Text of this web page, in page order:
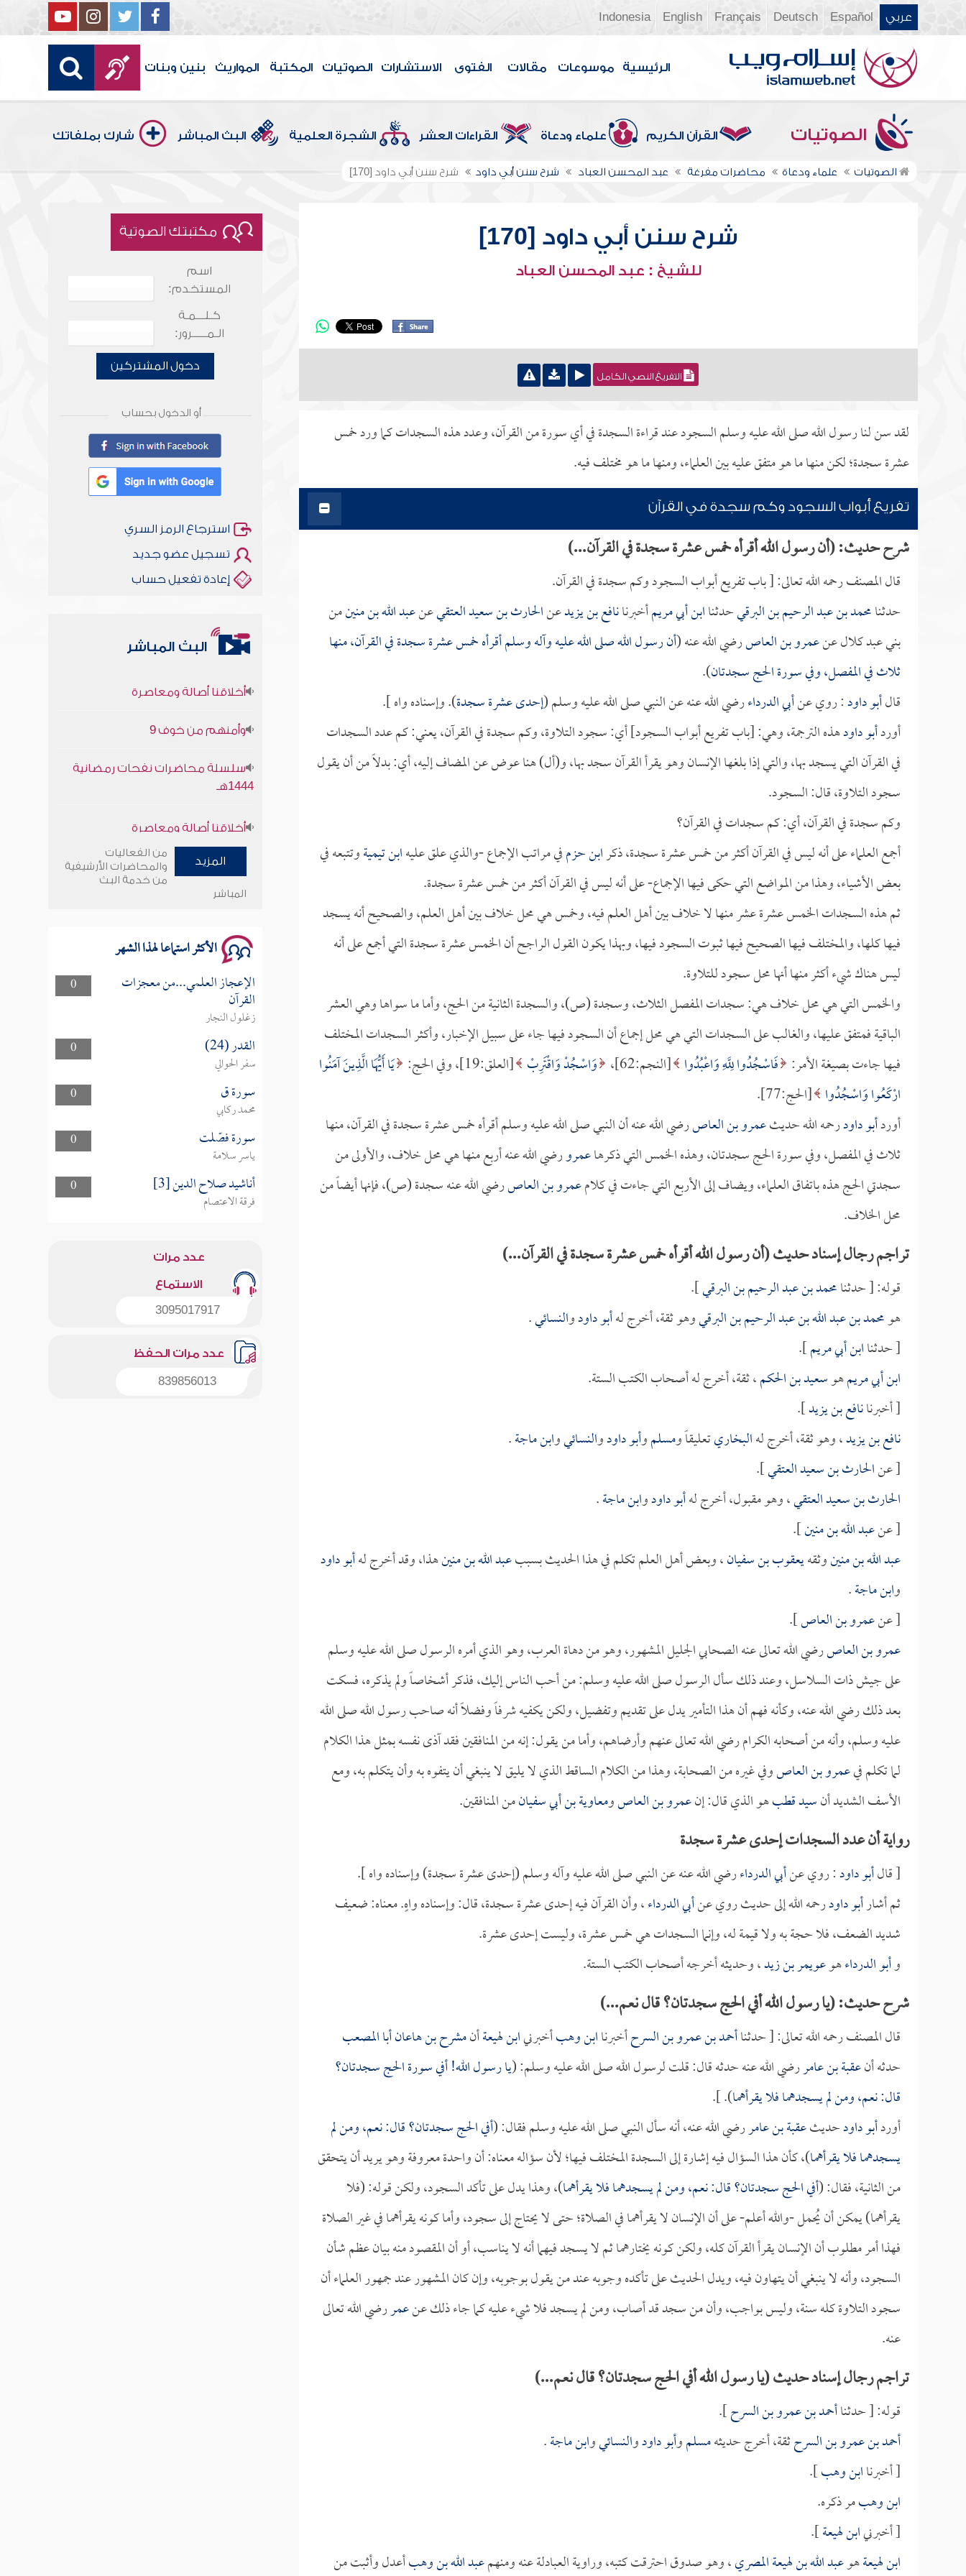
عربي Español
Deutsch
Français
English
Indonesia
الرئيسية موسوعات مقالات الفتوى الاستشارات الصوتيات المكتبة المواريث بنين وبنات
الصوتيات القرآن الكريم علماء ودعاة القراءات العشر الشجرة العلمية البث المباشر شارك بملفاتك
الصوتيات علماء ودعاة محاضرات مفرغة عبد المحسن العباد شرح سنن أبي داود شرح سنن أبي داود [170]
شرح سنن أبي داود [170]
للشيخ : عبد المحسن العباد
التفريغ النصي الكامل
لقد سن لنا رسول الله صلى الله عليه وسلم السجود عند قراءة السجدة في أي سورة من القرآن، وعدد هذه السجدات كما ورد خمس
عشرة سجدة؛ لكن منها ما هو متفق عليه بين العلماء، ومنها ما هو مختلف فيه.
تفريع أبواب السجود وكم سجدة في القرآن
شرح حديث: (أن رسول الله أقرأه خمس عشرة سجدة في القرآن...)
قال المصنف رحمه الله تعالى: [ باب تفريع أبواب السجود وكم سجدة في القرآن.
حدثنامحمد بن عبد الرحيم بن البرقيحدثناابن أبي مريمأخبرنانافع بن يزيدعنالحارث بن سعيد العتقيعنعبد الله بن منينمن
بني عبد كلال عنعمرو بن العاصرضي الله عنه (أن رسول الله صلى الله عليه وآله وسلم أقرأه خمس عشرة سجدة في القرآن، منها
ثلاث في المفصل، وفي سورة الحج سجدتان).
قالأبو داود: روي عنأبي الدرداءرضي الله عنه عن النبي صلى الله عليه وسلم (إحدى عشرة سجدة). وإسناده واه ].
أوردأبو داودهذه الترجمة، وهي: [باب تفريع أبواب السجود] أي: سجود التلاوة، وكم سجدة في القرآن، يعني: كم عدد السجدات
في القرآن التي يسجد بها، والتي إذا بلغها الإنسان وهو يقرأ القرآن سجد بها، و(أل) هنا عوض عن المضاف إليه، أي: بدلاً من أن يقول
سجود التلاوة، قال: السجود.
وكم سجدة في القرآن، أي: كم سجدات في القرآن؟
أجمع العلماء على أنه ليس في القرآن أكثر من خمس عشرة سجدة، ذكرابن حزمفي مراتب الإجماع -والذي علق عليهابن تيميةوتتبعه في
بعض الأشياء، وهذا من المواضع التي حكى فيها الإجماع- على أنه ليس في القرآن أكثر من خمس عشرة سجدة.
ثم هذه السجدات الخمس عشرة عشر منها لا خلاف بين أهل العلم فيه، وخمس هي محل خلاف بين أهل العلم، والصحيح أنه يسجد
فيها كلها، والمختلف فيها الصحيح فيها ثبوت السجود فيها، وبهذا يكون القول الراجح أن الخمس عشرة سجدة التي أجمع على أنه
ليس هناك شيء أكثر منها أنها محل سجود للتلاوة.
والخمس التي هي محل خلاف هي: سجدات المفصل الثلاث، وسجدة (ص)، والسجدة الثانية من الحج، وأما ما سواها وهي العشر
الباقية فمتفق عليها، والغالب على السجدات التي هي محل إجماع أن السجود فيها جاء على سبيل الإخبار، وأكثر السجدات المختلف
فيها جاءت بصيغة الأمر: فَاسْجُدُوا لِلَّهِ وَاعْبُدُوا [النجم:62]، وَاسْجُدْ وَاقْتَرِبْ [العلق:19]، وفي الحج:
يَا أَيُّهَا الَّذِينَ آمَنُوا
ارْكَعُوا وَاسْجُدُوا [الحج:77].
أوردأبو داودرحمه الله حديثعمرو بن العاصرضي الله عنه أن النبي صلى الله عليه وسلم أقرأه خمس عشرة سجدة في القرآن، منها
ثلاث في المفصل، وفي سورة الحج سجدتان، وهذه الخمس التي ذكرهاعمرورضي الله عنه أربع منها هي محل خلاف، والأولى من
سجدتي الحج هذه باتفاق العلماء، ويضاف إلى الأربع التي جاءت في كلامعمرو بن العاصرضي الله عنه سجدة (ص)، فإنها أيضاً من
محل الخلاف.
تراجم رجال إسناد حديث (أن رسول الله أقرأه خمس عشرة سجدة في القرآن...)
قوله: [ حدثنامحمد بن عبد الرحيم بن البرقي].
هومحمد بن عبد الله بن عبد الرحيم بن البرقيوهو ثقة، أخرج لهأبو داودوالنسائي.
[ حدثناابن أبي مريم].
ابن أبي مريمهوسعيد بن الحكم، ثقة، أخرج له أصحاب الكتب الستة.
[ أخبرنانافع بن يزيد].
نافع بن يزيد، وهو ثقة، أخرج لهالبخاريتعليقاً ومسلموأبو داودوالنسائيوابن ماجة.
[ عنالحارث بن سعيد العتقي].
الحارث بن سعيد العتقي، وهو مقبول، أخرج لهأبو داودوابن ماجة.
[ عنعبد الله بن منين].
عبد الله بن منينوثقهيعقوب بن سفيان، وبعض أهل العلم تكلم في هذا الحديث بسببعبد الله بن منينهذا، وقد أخرج لهأبو داود
وابن ماجة.
[ عنعمرو بن العاص].
عمرو بن العاصرضي الله تعالى عنه الصحابي الجليل المشهور، وهو من دهاة العرب، وهو الذي أمره الرسول صلى الله عليه وسلم
على جيش ذات السلاسل، وعند ذلك سأل الرسول صلى الله عليه وسلم: من أحب الناس إليك، فذكر أشخاصاً ولم يذكره، فسكت
بعد ذلك رضي الله عنه، وكأنه فهم أن هذا التأمير يدل على تقديم وتفضيل، ولكن يكفيه شرفاً وفضلاً أنه صاحب رسول الله صلى الله
عليه وسلم، وأنه من أصحابه الكرام رضي الله تعالى عنهم وأرضاهم، وأما من يقول: إنه من المنافقين فقد آذى نفسه بمثل هذا الكلام
لما تكلم فيعمرو بن العاصوفي غيره من الصحابة، وهذا من الكلام الساقط الذي لا يليق لا ينبغي أن يتفوه به وأن يتكلم به، ومع
الأسف الشديد أنسيد قطبهو الذي قال: إنعمرو بن العاصومعاوية بن أبي سفيانمن المنافقين.
رواية أن عدد السجدات إحدى عشرة سجدة
[ قالأبو داود: روي عنأبي الدرداءرضي الله عنه عن النبي صلى الله عليه وآله وسلم (إحدى عشرة سجدة) وإسناده واه ].
ثم أشارأبو داودرحمه الله إلى حديث روي عنأبي الدرداء، وأن القرآن فيه إحدى عشرة سجدة، قال: وإسناده واهٍ. معناه: ضعيف
شديد الضعف، فلا حجة به ولا قيمة له، وإنما السجدات هي خمس عشرة، وليست إحدى عشرة.
وأبو الدرداءهوعويمر بن زيد، وحديثه أخرجه أصحاب الكتب الستة.
شرح حديث: (يا رسول الله أفي الحج سجدتان؟ قال نعم...)
قال المصنف رحمه الله تعالى: [ حدثناأحمد بن عمرو بن السرحأخبرناابن وهبأخبرنيابن لهيعةأنمشرح بن هاعان أبا المصعب
حدثه أنعقبة بن عامررضي الله عنه حدثه قال: قلت لرسول الله صلى الله عليه وسلم: (يا رسول الله! أفي سورة الحج سجدتان؟
قال: نعم، ومن لم يسجدهما فلا يقرأهما). ].
أوردأبو داودحديثعقبة بن عامررضي الله عنه، أنه سأل النبي صلى الله عليه وسلم فقال: (أفي الحج سجدتان؟ قال: نعم، ومن لم
يسجدهما فلا يقرأهما)، كأن هذا السؤال فيه إشارة إلى السجدة المختلف فيها؛ لأن سؤاله معناه: أن واحدة معروفة وهو يريد أن يتحقق
من الثانية، فقال: (أفي الحج سجدتان؟ قال: نعم، ومن لم يسجدهما فلا يقرأهما)، وهذا يدل على تأكد السجود، ولكن قوله: (فلا
يقرأهما) يمكن أن يُحمل -والله أعلم- على أن الإنسان لا يقرأهما في الصلاة؛ حتى لا يحتاج إلى سجود، وأما كونه يقرأهما في غير الصلاة
فهذا أمر مطلوب أن الإنسان يقرأ القرآن كله، ولكن كونه يختارهما ثم لا يسجد فيهما أنه لا يناسب، أو أن المقصود منه بيان عظم شأن
السجود، وأنه لا ينبغي أن يتهاون فيه، ويدل الحديث على تأكده وجوبه عند من يقول بوجوبه، وإن كان المشهور عند جمهور العلماء أن
سجود التلاوة كله سنة، وليس بواجب، وأن من سجد قد أصاب، ومن لم يسجد فلا شيء عليه كما جاء ذلك عنعمررضي الله تعالى
عنه.
تراجم رجال إسناد حديث (يا رسول الله أفي الحج سجدتان؟ قال نعم...)
قوله: [ حدثناأحمد بن عمرو بن السرح].
أحمد بن عمرو بن السرحثقة، أخرج حديثهمسلموأبو داودوالنسائيوابن ماجة.
[ أخبرناابن وهب].
ابن وهبمر ذكره.
[ أخبرنيابن لهيعة].
ابن لهيعةهوعبد الله بن لهيعة المصري، وهو صدوق احترقت كتبه، وراوية العبادلة عنه ومنهمعبد الله بن وهبأعدل وأثبت من
مكتبتك الصوتية
اسم
المستخدم:
كـلـــمـة
الـمـــــرور:
دخول المشتركين
أو الدخول بحساب
استرجاع الرمز السري
تسجيل عضو جديد
إعادة تفعيل حساب
البث المباشر
1444هـ
سلسلة محاضرات نفحات رمضانية
1444هـ
المزيد
من الفعاليات
والمحاضرات الأرشيفية
من خدمة البث
المباشر
الأكثر استماعا لهذا الشهر
0 الإعجاز العلمي...من معجزات
القرآن
زغلول النجار
0
القدر (24)
سفر الحوالي
0
سورة ق
محمد ركابي
0
سورة فصّلت
ياسر سلامة
0
أناشيد صلاح الدين [3]
فرقة الاعتصام
عدد مرات
الاستماع
3095017917
عدد مرات الحفظ
839856013